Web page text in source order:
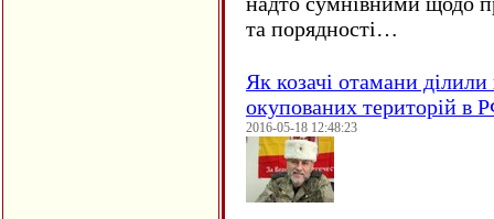
та порядності…
Як козачі отамани
окупованих територій в
2016-05-18 12:48:23